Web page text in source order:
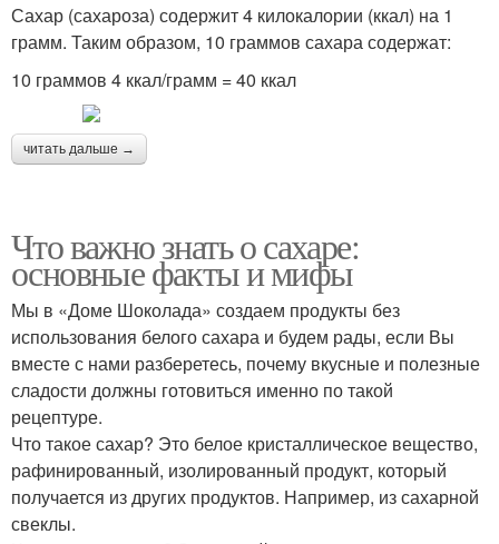
Сахар (сахароза) содержит 4 килокалории (ккал) на 1
грамм. Таким образом, 10 граммов сахара содержат:
10 граммов 4 ккал/грамм = 40 ккал
читать дальше →
Что важно знать о сахаре:
основные факты и мифы
Мы в «Доме Шоколада» создаем продукты без
использования белого сахара и будем рады, если Вы
вместе с нами разберетесь, почему вкусные и полезные
сладости должны готовиться именно по такой
рецептуре.
Что такое сахар? Это белое кристаллическое вещество,
рафинированный, изолированный продукт, который
получается из других продуктов. Например, из сахарной
свеклы.